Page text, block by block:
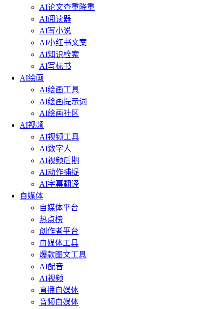
AI论文查重降重
AI阅读器
AI写小说
AI小红书文案
AI知识检索
AI写标书
AI绘画
AI绘画工具
AI绘画提示词
AI绘画社区
AI视频
AI视频工具
AI数字人
AI视频后期
AI动作捕捉
AI字幕翻译
自媒体
自媒体平台
热点榜
创作者平台
自媒体工具
爆款图文工具
AI配音
AI视频
直播自媒体
音频自媒体